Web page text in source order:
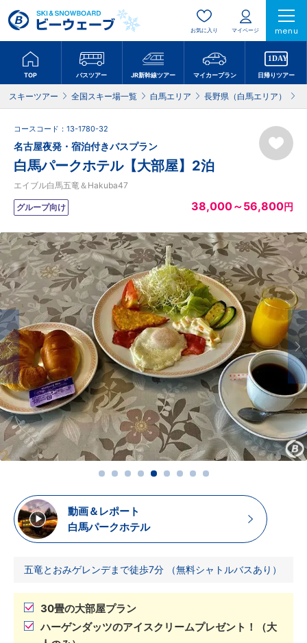
お気に入り マイページ menu
TOP バスツアー JR新幹線ツアー マイカープラン 日帰りツアー
スキーツアー 全国スキー場一覧 白馬エリア 長野県（白馬エリア）
コースコード：13-1780-32
名古屋夜発・宿泊付きバスプラン
白馬パークホテル【大部屋】2泊
エイブル白馬五竜＆Hakuba47
グループ向け 38,000～56,800円
動画＆レポート
白馬パークホテル
五竜とおみゲレンデまで徒歩7分 （無料シャトルバスあり）
30畳の大部屋プラン
ハーゲンダッツのアイスクリームプレゼント！（大